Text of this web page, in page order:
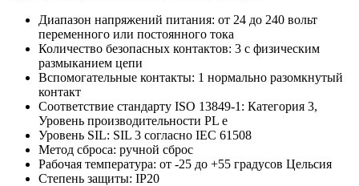
Диапазон напряжений питания: от 24 до 240 вольт
переменного или постоянного тока
Количество безопасных контактов: 3 с физическим
размыканием цепи
Вспомогательные контакты: 1 нормально разомкнутый
контакт
Соответствие стандарту ISO 13849-1: Категория 3,
Уровень производительности PL e
Уровень SIL: SIL 3 согласно IEC 61508
Метод сброса: ручной сброс
Рабочая температура: от -25 до +55 градусов Цельсия
Степень защиты: IP20